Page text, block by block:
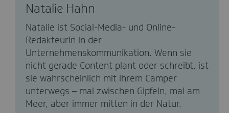
Natalie Hahn
Natalie ist Social-Media- und Online-
Redakteurin in der
Unternehmenskommunikation. Wenn sie
nicht gerade Content plant oder schreibt, ist
sie wahrscheinlich mit ihrem Camper
unterwegs – mal zwischen Gipfeln, mal am
Meer, aber immer mitten in der Natur.